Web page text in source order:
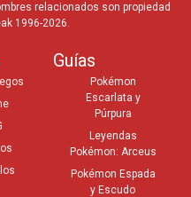
relacionados son propiedad
1996-2026.
Guías
Pokémon
Escarlata y
Púrpura
Leyendas
Pokémon: Arceus
Pokémon Espada
y Escudo